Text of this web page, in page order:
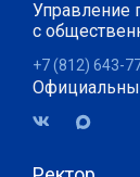
Управление
с
+7 (812) 643-